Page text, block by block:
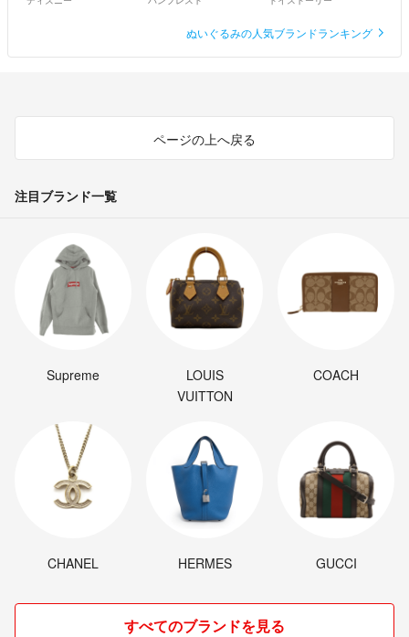
ぬいぐるみの人気ブランドランキング
ページの上へ戻る
注目ブランド一覧
Supreme
LOUIS
VUITTON
COACH
CHANEL HERMES GUCCI
すべてのブランドを見る